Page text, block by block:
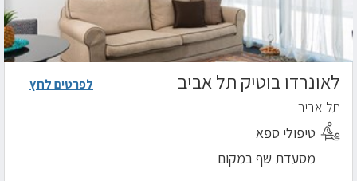
לאונרדו בוטיק תל אביב
תל אביב
טיפולי ספא
מסעדת שף במקום
לפרטים לחץ